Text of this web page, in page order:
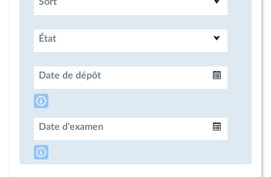
État
Date de dépôt
Date d'examen